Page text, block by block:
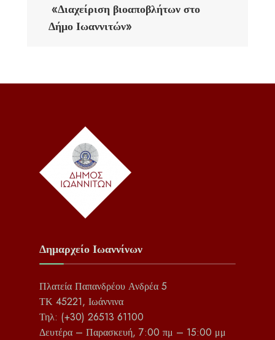
«Διαχείριση βιοαποβλήτων στο
Δήμο Ιωαννιτών»
Δημαρχείο Ιωαννίνων
Πλατεία Παπανδρέου Ανδρέα 5
ΤΚ 45221, Ιωάννινα
Τηλ: (+30) 26513 61100
Δευτέρα – Παρασκευή, 7:00 πμ – 15:00 μμ